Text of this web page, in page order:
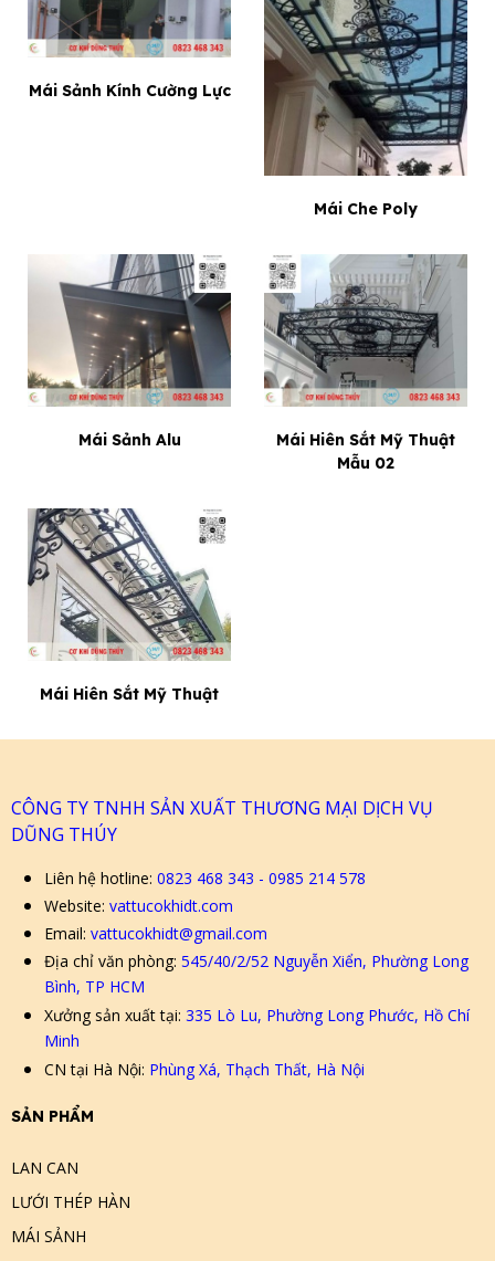
Mái Sảnh Kính Cường Lực
Mái Che Poly
Mái Sảnh Alu
Mái Hiên Sắt Mỹ Thuật
Mẫu 02
Mái Hiên Sắt Mỹ Thuật
CÔNG TY TNHH SẢN XUẤT THƯƠNG MẠI DỊCH VỤ
DŨNG THÚY
Liên hệ hotline: 0823 468 343 - 0985 214 578
Website: vattucokhidt.com
Email: vattucokhidt@gmail.com
Địa chỉ văn phòng: 545/40/2/52 Nguyễn Xiển, Phường Long
Bình, TP HCM
Xưởng sản xuất tại: 335 Lò Lu, Phường Long Phước, Hồ Chí
Minh
CN tại Hà Nội: Phùng Xá, Thạch Thất, Hà Nội
SẢN PHẨM
LAN CAN
LƯỚI THÉP HÀN
MÁI SẢNH